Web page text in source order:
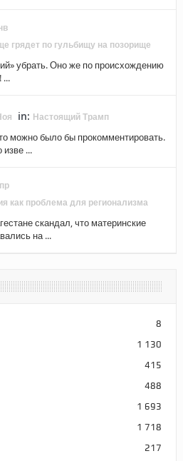
грядет по гульбищу на позорище
убрать. Оно же по происхождению
...
in: Настоящий Трамп
можно было бы прокомментировать.
изве ...
как проблема для регионализма
скандал, что материнские
на ...
8
1 130
415
488
1 693
1 718
217